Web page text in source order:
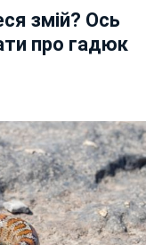
змій? Ось
про гадюк